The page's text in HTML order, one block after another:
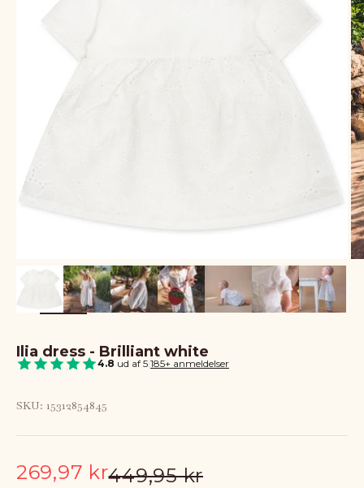
Ilia dress - Brilliant white
4.8 ud af 5|185+ anmeldelser
SKU: 15312854845
Sale price
269,97 krRegular price
449,95 kr